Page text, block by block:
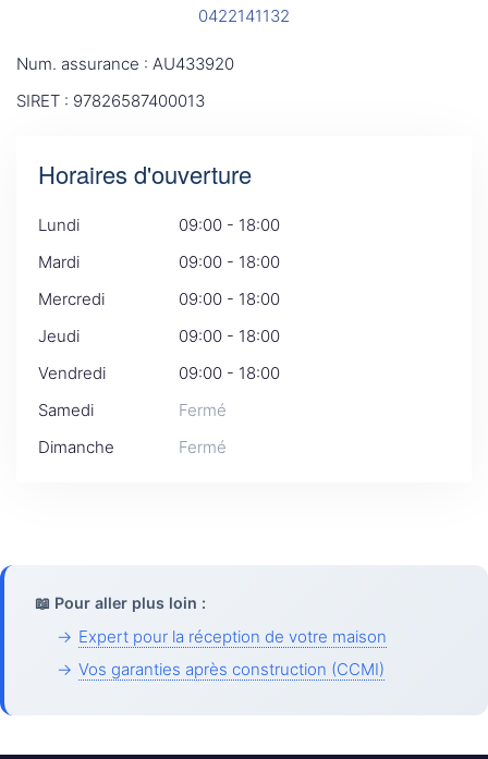
0422141132
Num. assurance : AU433920
SIRET : 97826587400013
Horaires d'ouverture
Lundi
09:00 - 18:00
Mardi
09:00 - 18:00
Mercredi
09:00 - 18:00
Jeudi
09:00 - 18:00
Vendredi
09:00 - 18:00
Samedi
Fermé
Dimanche
Fermé
📖 Pour aller plus loin :
→ Expert pour la réception de votre maison
→ Vos garanties après construction (CCMI)